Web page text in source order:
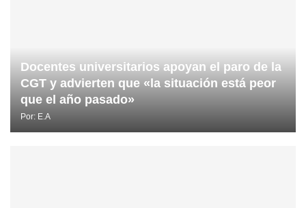
Docentes universitarios apoyan el paro de la
CGT y advierten que «la situación está peor
que el año pasado»
Por: E.A